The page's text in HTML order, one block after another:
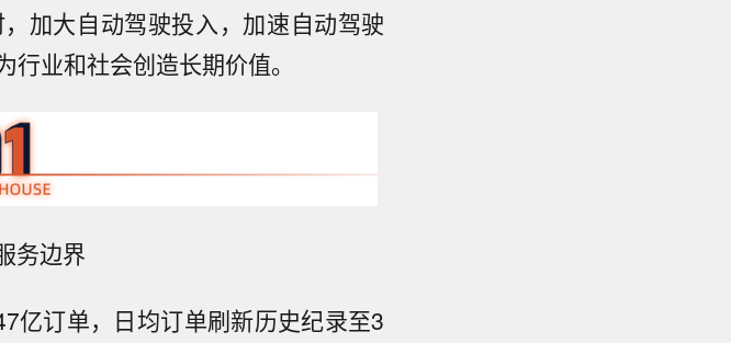
加大自动驾驶投入，加速自动驾驶
业和社会创造长期价值。
务边界
亿订单，日均订单刷新历史纪录至3